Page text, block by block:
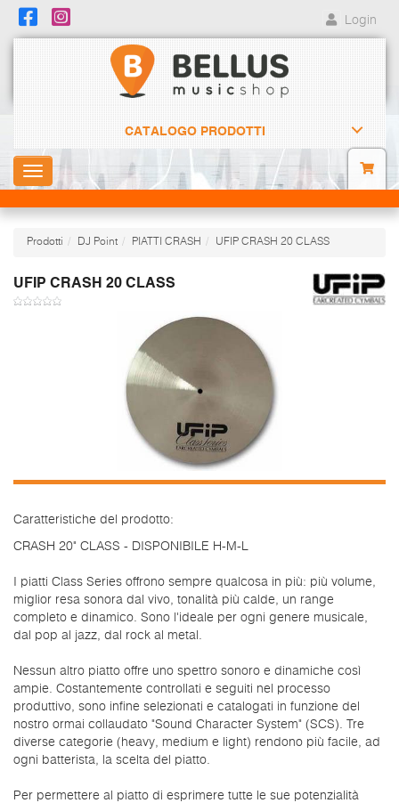
Login
CATALOGO PRODOTTI
Toggle
navigation
Prodotti DJ Point PIATTI CRASH UFIP CRASH 20 CLASS
UFIP CRASH 20 CLASS
Caratteristiche del prodotto:
CRASH 20" CLASS - DISPONIBILE H-M-L
I piatti Class Series offrono sempre qualcosa in più: più volume,
miglior resa sonora dal vivo, tonalità più calde, un range
completo e dinamico. Sono l'ideale per ogni genere musicale,
dal pop al jazz, dal rock al metal.
Nessun altro piatto offre uno spettro sonoro e dinamiche così
ampie. Costantemente controllati e seguiti nel processo
produttivo, sono infine selezionati e catalogati in funzione del
nostro ormai collaudato "Sound Character System" (SCS). Tre
diverse categorie (heavy, medium e light) rendono più facile, ad
ogni batterista, la scelta del piatto.
Per permettere al piatto di esprimere tutte le sue potenzialità